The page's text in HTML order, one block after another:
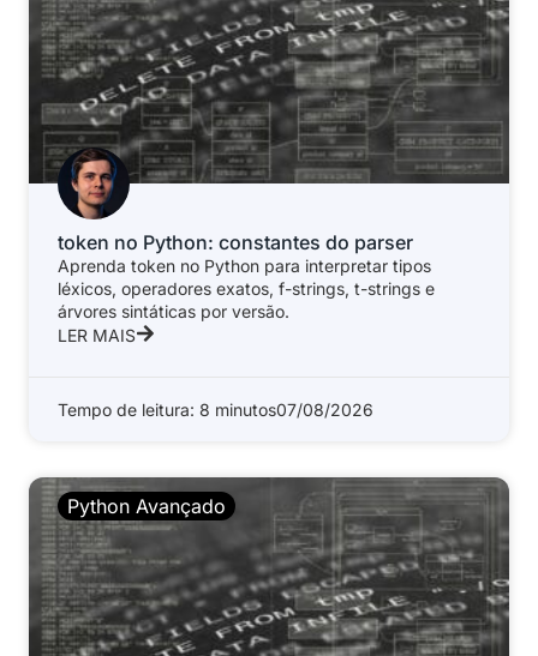
token no Python: constantes do parser
Aprenda token no Python para interpretar tipos
léxicos, operadores exatos, f-strings, t-strings e
árvores sintáticas por versão.
LER MAIS
Tempo de leitura: 8 minutos07/08/2026
Python Avançado